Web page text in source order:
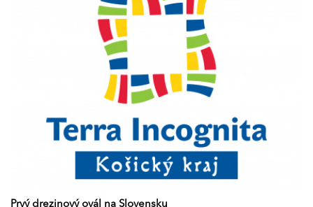
Prvý drezinový ovál na Slovensku